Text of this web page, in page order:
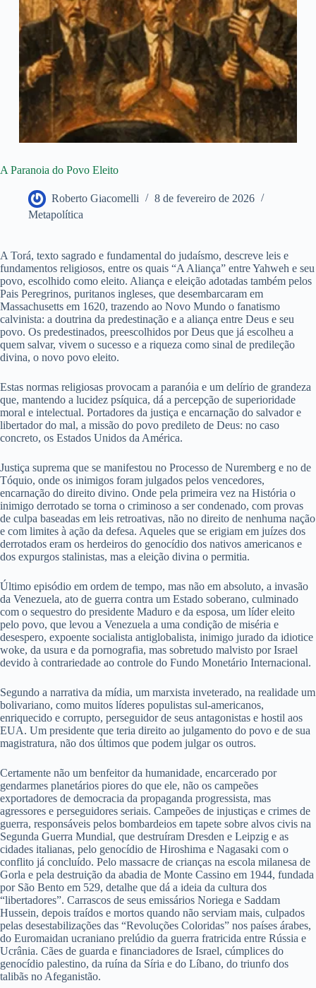
A Paranoia do Povo Eleito
Roberto Giacomelli
8 de fevereiro de 2026
Metapolítica
A Torá, texto sagrado e fundamental do judaísmo, descreve leis e
fundamentos religiosos, entre os quais “A Aliança” entre Yahweh e seu
povo, escolhido como eleito. Aliança e eleição adotadas também pelos
Pais Peregrinos, puritanos ingleses, que desembarcaram em
Massachusetts em 1620, trazendo ao Novo Mundo o fanatismo
calvinista: a doutrina da predestinação e a aliança entre Deus e seu
povo. Os predestinados, preescolhidos por Deus que já escolheu a
quem salvar, vivem o sucesso e a riqueza como sinal de predileção
divina, o novo povo eleito.
Estas normas religiosas provocam a paranóia e um delírio de grandeza
que, mantendo a lucidez psíquica, dá a percepção de superioridade
moral e intelectual. Portadores da justiça e encarnação do salvador e
libertador do mal, a missão do povo predileto de Deus: no caso
concreto, os Estados Unidos da América.
Justiça suprema que se manifestou no Processo de Nuremberg e no de
Tóquio, onde os inimigos foram julgados pelos vencedores,
encarnação do direito divino. Onde pela primeira vez na História o
inimigo derrotado se torna o criminoso a ser condenado, com provas
de culpa baseadas em leis retroativas, não no direito de nenhuma nação
e com limites à ação da defesa. Aqueles que se erigiam em juízes dos
derrotados eram os herdeiros do genocídio dos nativos americanos e
dos expurgos stalinistas, mas a eleição divina o permitia.
Último episódio em ordem de tempo, mas não em absoluto, a invasão
da Venezuela, ato de guerra contra um Estado soberano, culminado
com o sequestro do presidente Maduro e da esposa, um líder eleito
pelo povo, que levou a Venezuela a uma condição de miséria e
desespero, expoente socialista antiglobalista, inimigo jurado da idiotice
woke, da usura e da pornografia, mas sobretudo malvisto por Israel
devido à contrariedade ao controle do Fundo Monetário Internacional.
Segundo a narrativa da mídia, um marxista inveterado, na realidade um
bolivariano, como muitos líderes populistas sul-americanos,
enriquecido e corrupto, perseguidor de seus antagonistas e hostil aos
EUA. Um presidente que teria direito ao julgamento do povo e de sua
magistratura, não dos últimos que podem julgar os outros.
Certamente não um benfeitor da humanidade, encarcerado por
gendarmes planetários piores do que ele, não os campeões
exportadores de democracia da propaganda progressista, mas
agressores e perseguidores seriais. Campeões de injustiças e crimes de
guerra, responsáveis pelos bombardeios em tapete sobre alvos civis na
Segunda Guerra Mundial, que destruíram Dresden e Leipzig e as
cidades italianas, pelo genocídio de Hiroshima e Nagasaki com o
conflito já concluído. Pelo massacre de crianças na escola milanesa de
Gorla e pela destruição da abadia de Monte Cassino em 1944, fundada
por São Bento em 529, detalhe que dá a ideia da cultura dos
“libertadores”. Carrascos de seus emissários Noriega e Saddam
Hussein, depois traídos e mortos quando não serviam mais, culpados
pelas desestabilizações das “Revoluções Coloridas” nos países árabes,
do Euromaidan ucraniano prelúdio da guerra fratricida entre Rússia e
Ucrânia. Cães de guarda e financiadores de Israel, cúmplices do
genocídio palestino, da ruína da Síria e do Líbano, do triunfo dos
talibãs no Afeganistão.